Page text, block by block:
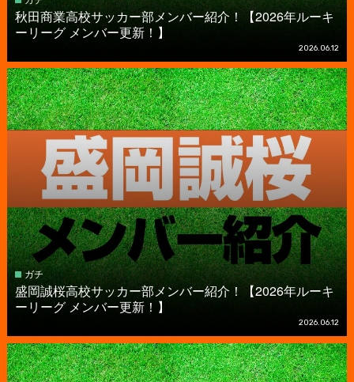
秋田商業高校サッカー部メンバー紹介！【2026年ルーキ
ーリーグ メンバー更新！】
2026.06.12
ガチ
盛岡誠桜高校サッカー部メンバー紹介！【2026年ルーキ
ーリーグ メンバー更新！】
2026.06.12